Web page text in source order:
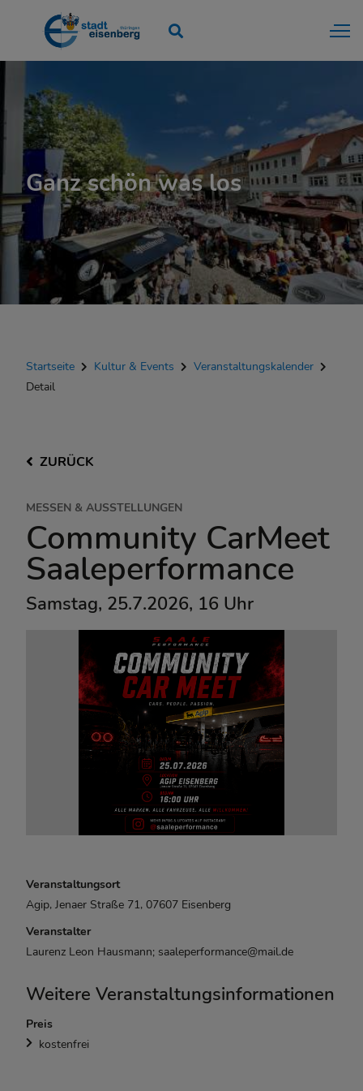
Ganz schön was los
Startseite Kultur & Events
Veranstaltungskalender
Detail
ZURÜCK
MESSEN & AUSSTELLUNGEN
Community CarMeet
Saaleperformance
Samstag, 25.7.2026, 16 Uhr
Veranstaltungsort
Agip, Jenaer Straße 71, 07607 Eisenberg
Veranstalter
Laurenz Leon Hausmann; saaleperformance@mail.de
Weitere Veranstaltungsinformationen
Preis
kostenfrei